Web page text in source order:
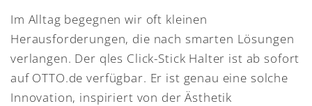
Im Alltag begegnen wir oft kleinen
Herausforderungen, die nach smarten Lösungen
verlangen. Der qles Click-Stick Halter ist ab sofort
auf OTTO.de verfügbar. Er ist genau eine solche
Innovation, inspiriert von der Ästhetik